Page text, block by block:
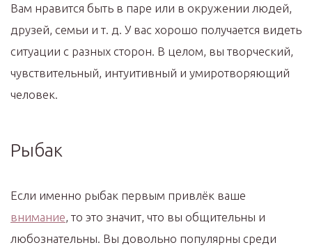
Вам нравится быть в паре или в окружении людей,
друзей, семьи и т. д. У вас хорошо получается видеть
ситуации с разных сторон. В целом, вы творческий,
чувствительный, интуитивный и умиротворяющий
человек.
Рыбак
Если именно рыбак первым привлёк ваше
внимание , то это значит, что вы общительны и
любознательны. Вы довольно популярны среди